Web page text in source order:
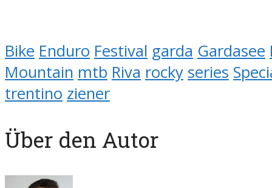
Bike Enduro Festival garda Gardasee
Mountain mtb Riva rocky series
trentino ziener
Über den Autor